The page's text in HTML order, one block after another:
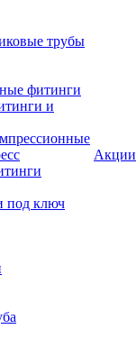
трубы
фитинги
и
под ключ
Акции